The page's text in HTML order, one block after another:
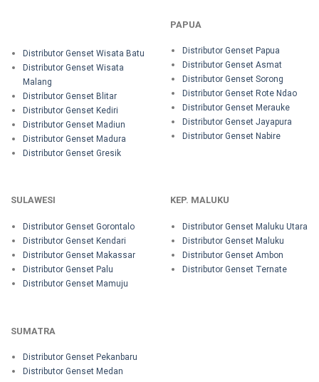
Distributor Genset Wisata Batu
Distributor Genset Wisata
Malang
Distributor Genset Blitar
Distributor Genset Kediri
Distributor Genset Madiun
Distributor Genset Madura
Distributor Genset Gresik
PAPUA
Distributor Genset Papua
Distributor Genset Asmat
Distributor Genset Sorong
Distributor Genset Rote Ndao
Distributor Genset Merauke
Distributor Genset Jayapura
Distributor Genset Nabire
SULAWESI
Distributor Genset Gorontalo
Distributor Genset Kendari
Distributor Genset Makassar
Distributor Genset Palu
Distributor Genset Mamuju
KEP. MALUKU
Distributor Genset Maluku Utara
Distributor Genset Maluku
Distributor Genset Ambon
Distributor Genset Ternate
SUMATRA
Distributor Genset Pekanbaru
Distributor Genset Medan